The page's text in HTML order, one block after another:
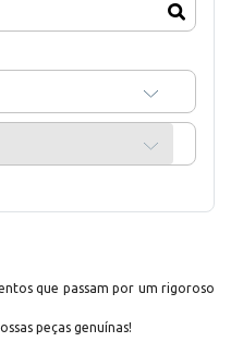
que passam por um rigoroso
peças genuínas!